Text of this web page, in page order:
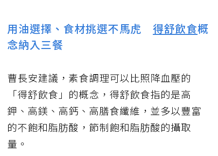
用油選擇、食材挑選不馬虎 得舒飲食概
念納入三餐
曹長安建議，素食調理可以比照降血壓的
「得舒飲食」的概念，得舒飲食指的是高
鉀、高鎂、高鈣、高膳食纖維，並多以豐富
的不飽和脂肪酸，節制飽和脂肪酸的攝取
量。